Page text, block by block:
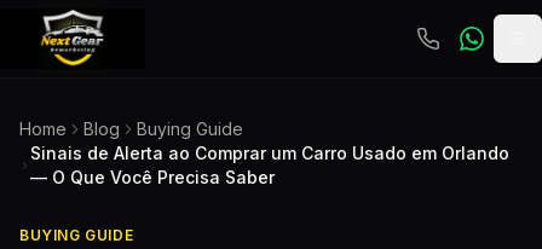
Home Blog
Buying Guide
Sinais de Alerta ao Comprar um Carro Usado em Orlando
— O Que Você Precisa Saber
BUYING GUIDE